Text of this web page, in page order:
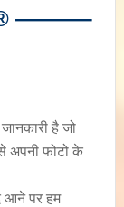
———–
है जो
अपनी फोटो के
आने पर हम